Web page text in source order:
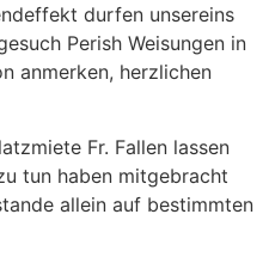
durfen unsereins
Perish Weisungen in
anmerken, herzlichen
Fr. Fallen lassen
tun haben mitgebracht
allein auf bestimmten